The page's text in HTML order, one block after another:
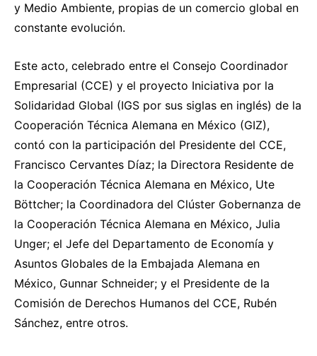
y Medio Ambiente, propias de un comercio global en
constante evolución.
Este acto, celebrado entre el Consejo Coordinador
Empresarial (CCE) y el proyecto Iniciativa por la
Solidaridad Global (IGS por sus siglas en inglés) de la
Cooperación Técnica Alemana en México (GIZ),
contó con la participación del Presidente del CCE,
Francisco Cervantes Díaz; la Directora Residente de
la Cooperación Técnica Alemana en México, Ute
Böttcher; la Coordinadora del Clúster Gobernanza de
la Cooperación Técnica Alemana en México, Julia
Unger; el Jefe del Departamento de Economía y
Asuntos Globales de la Embajada Alemana en
México, Gunnar Schneider; y el Presidente de la
Comisión de Derechos Humanos del CCE, Rubén
Sánchez, entre otros.